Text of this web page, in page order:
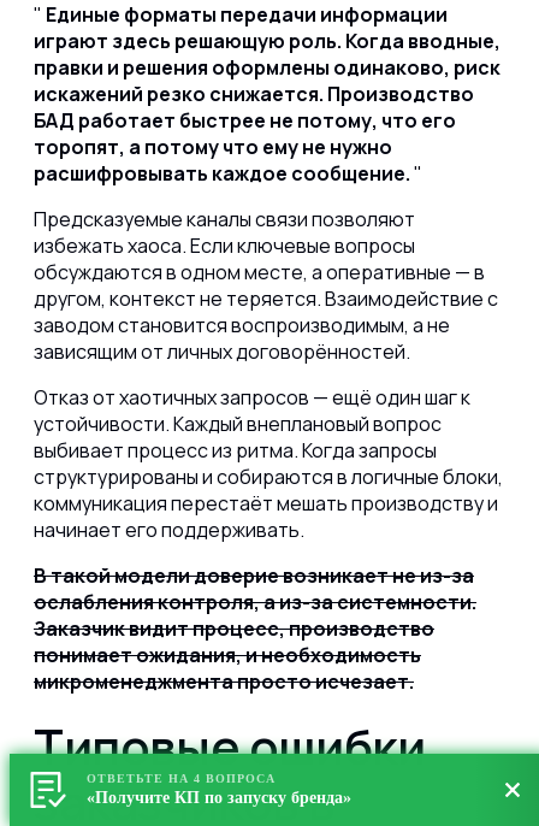
Единые форматы передачи информации
играют здесь решающую роль. Когда вводные,
правки и решения оформлены одинаково, риск
искажений резко снижается. Производство
БАД работает быстрее не потому, что его
торопят, а потому что ему не нужно
расшифровывать каждое сообщение.
Предсказуемые каналы связи позволяют
избежать хаоса. Если ключевые вопросы
обсуждаются в одном месте, а оперативные — в
другом, контекст не теряется. Взаимодействие с
заводом становится воспроизводимым, а не
зависящим от личных договорённостей.
Отказ от хаотичных запросов — ещё один шаг к
устойчивости. Каждый внеплановый вопрос
выбивает процесс из ритма. Когда запросы
структурированы и собираются в логичные блоки,
коммуникация перестаёт мешать производству и
начинает его поддерживать.
В такой модели доверие возникает не из-за
ослабления контроля, а из-за системности.
Заказчик видит процесс, производство
понимает ожидания, и необходимость
микроменеджмента просто исчезает.
Типовые ошибки
заказчиков в
ОТВЕТЬТЕ НА 4 ВОПРОСА
«Получите КП по запуску бренда»